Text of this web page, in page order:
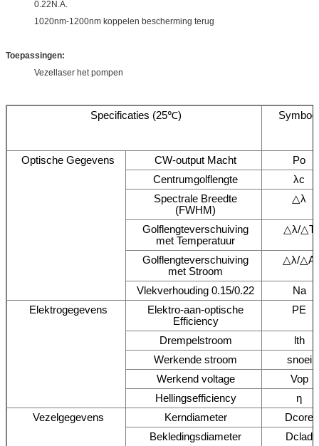
0.22N.A.
1020nm-1200nm koppelen bescherming terug
Toepassingen:
Vezellaser het pompen
Specificaties (25℃) Symbool
Optische Gegevens CW-output Macht
Po
Centrumgolflengte
λc
Spectrale Breedte
(FWHM)
△λ
Golflengteverschuiving
met Temperatuur
△λ/△T
Golflengteverschuiving
met Stroom
△λ/△A
Vlekverhouding 0.15/0.22
Na
Elektrogegevens
Elektro-aan-optische
Efficiency
PE
Drempelstroom
lth
Werkende stroom
snoei
Werkend voltage
Vop
Hellingsefficiency
η
Vezelgegevens
Kerndiameter
Dcore
Bekledingsdiameter
Dclad